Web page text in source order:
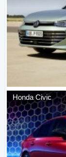
Honda Civic